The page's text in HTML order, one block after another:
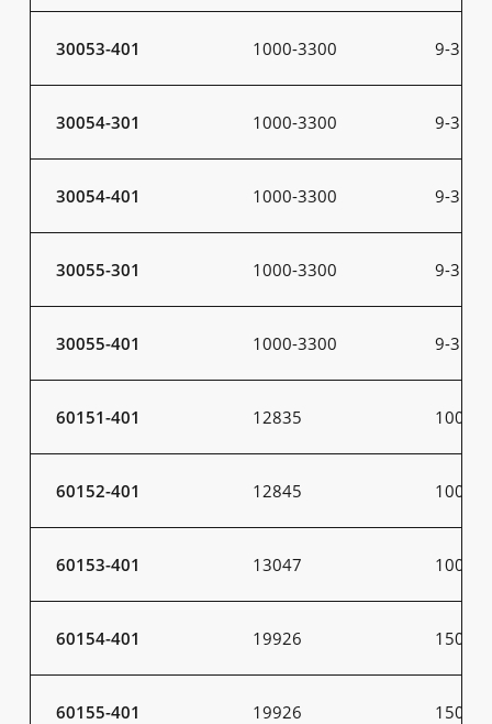
30053-401 1000-3300 9-31
30054-301 1000-3300 9-31
30054-401 1000-3300 9-31
30055-301 1000-3300 9-31
30055-401 1000-3300 9-31
60151-401 12835 100
60152-401 12845 100
60153-401 13047 100
60154-401 19926 150
60155-401 19926 150